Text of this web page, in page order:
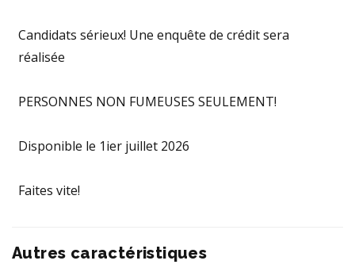
Candidats sérieux! Une enquête de crédit sera
réalisée
PERSONNES NON FUMEUSES SEULEMENT!
Disponible le 1ier juillet 2026
Faites vite!
Autres caractéristiques